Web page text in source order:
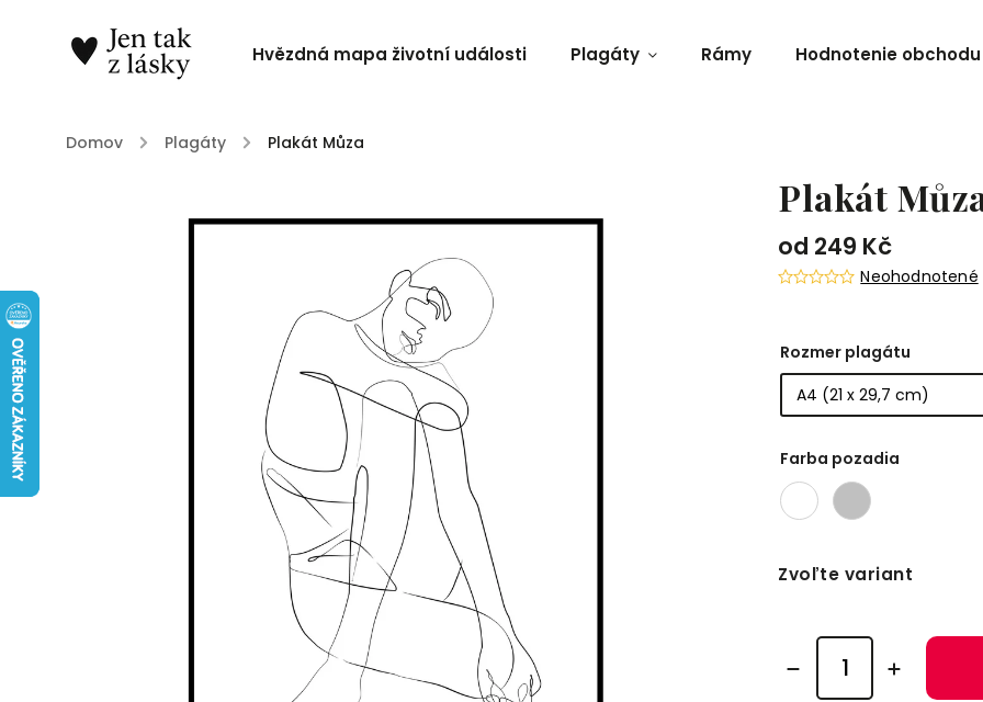
Hvězdná mapa životní události Plagáty Rámy Hodnotenie obchodu
Domov / Plagáty / Plakát Můza
Plakát
od 249 Kč
Neohodnotené
Rozmer plagátu
Farba pozadia
Zvoľte variant